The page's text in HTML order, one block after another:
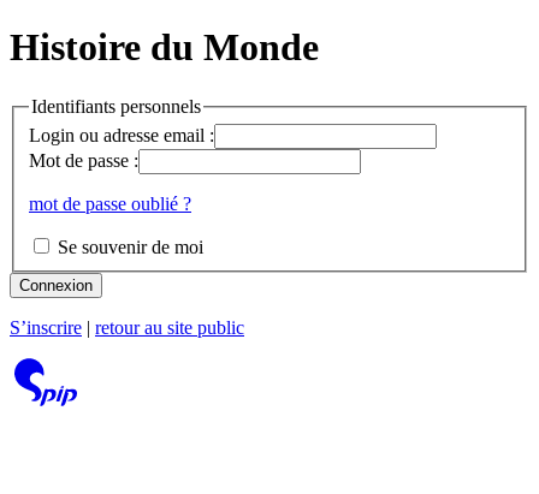
Histoire du Monde
Identifiants personnels
Login ou adresse email :
Mot de passe :
mot de passe oublié ?
Se souvenir de moi
Connexion
S’inscrire retour au site public